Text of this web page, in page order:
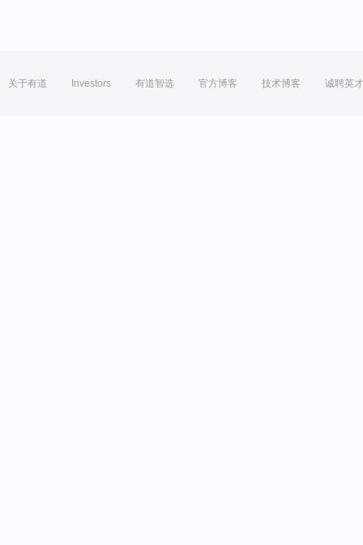
关于有道 Investors 有道智选 官方博客 技术博客 诚聘英才